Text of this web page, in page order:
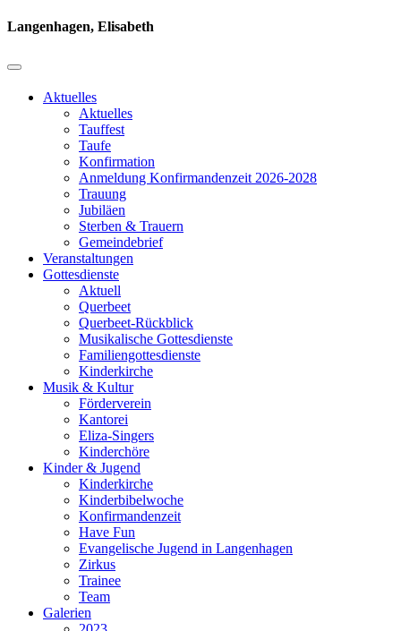
Langenhagen, Elisabeth
Aktuelles
Aktuelles
Tauffest
Taufe
Konfirmation
Anmeldung Konfirmandenzeit 2026-2028
Trauung
Jubiläen
Sterben & Trauern
Gemeindebrief
Veranstaltungen
Gottesdienste
Aktuell
Querbeet
Querbeet-Rückblick
Musikalische Gottesdienste
Familiengottesdienste
Kinderkirche
Musik & Kultur
Förderverein
Kantorei
Eliza-Singers
Kinderchöre
Kinder & Jugend
Kinderkirche
Kinderbibelwoche
Konfirmandenzeit
Have Fun
Evangelische Jugend in Langenhagen
Zirkus
Trainee
Team
Galerien